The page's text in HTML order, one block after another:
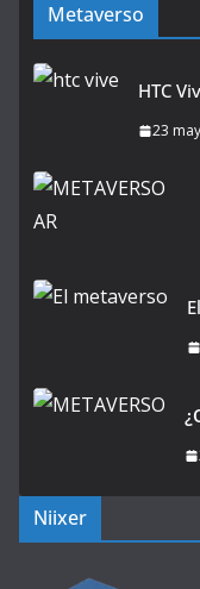
Metaverso
HTC
23
Niixer